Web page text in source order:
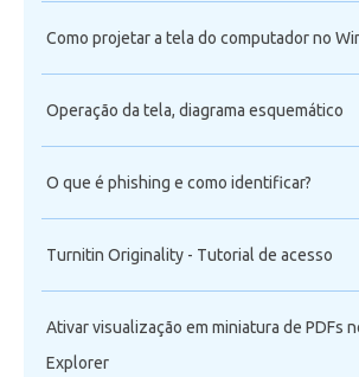
Como projetar a tela do computador no
Operação da tela, diagrama esquemático
O que é phishing e como identificar?
Turnitin Originality - Tutorial de acesso
Ativar visualização em miniatura de PDFs
Explorer